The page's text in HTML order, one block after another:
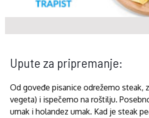
Upute za pripremanje:
Od goveđe pisanice odrežemo steak,
vegeta) i ispečemo na roštilju.
umak i holandez umak. Kad je steak